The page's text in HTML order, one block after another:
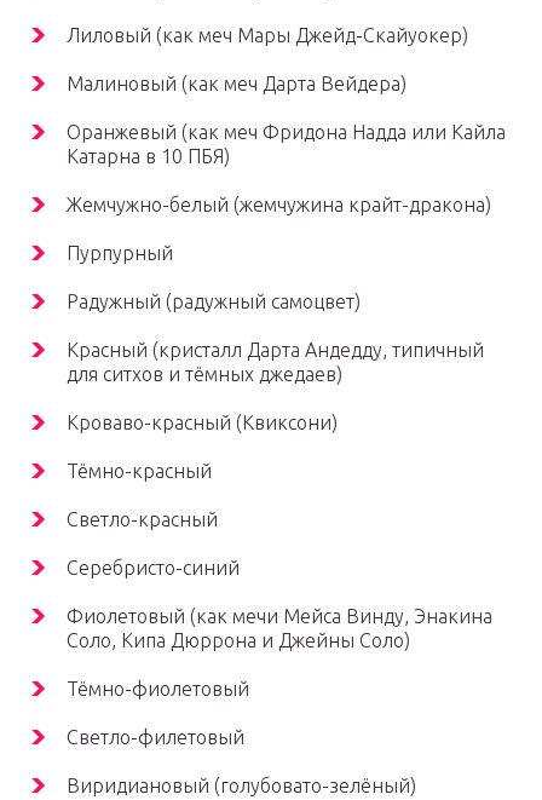
Лиловый (как меч Мары Джейд-Скайуокер)
Малиновый (как меч Дарта Вейдера)
Оранжевый (как меч Фридона Надда или Кайла
Катарна в 10 ПБЯ)
Жемчужно-белый (жемчужина крайт-дракона)
Пурпурный
Радужный (радужный самоцвет)
Красный (кристалл Дарта Андедду, типичный
для ситхов и тёмных джедаев)
Кроваво-красный (Квиксони)
Тёмно-красный
Светло-красный
Серебристо-синий
Фиолетовый (как мечи Мейса Винду, Энакина
Соло, Кипа Дюррона и Джейны Соло)
Тёмно-фиолетовый
Светло-филетовый
Виридиановый (голубовато-зелёный)